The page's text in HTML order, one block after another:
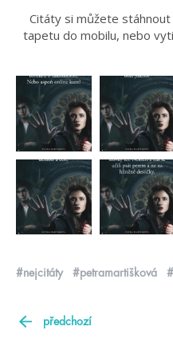
Citáty si můžete
tapetu do mobilu, nebo
#nejcitáty #petramartišková
předchozí